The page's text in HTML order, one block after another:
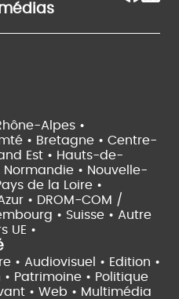
Alpes •
• Bretagne • Centre-
Est • Hauts-de-
Normandie • Nouvelle-
de la Loire •
• DROM-COM /
• Suisse • Autre
UE •
• Audiovisuel • Edition •
• Patrimoine • Politique
• Web • Multimédia